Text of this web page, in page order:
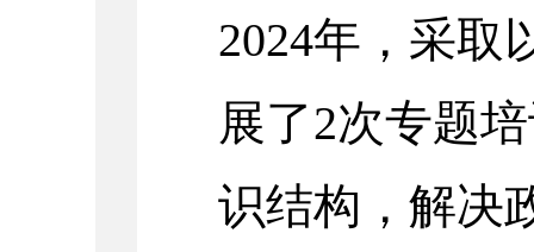
2024年，采取
展了2次专题
识结构，解决